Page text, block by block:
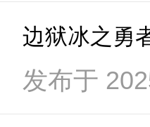
边狱冰之勇
发布于